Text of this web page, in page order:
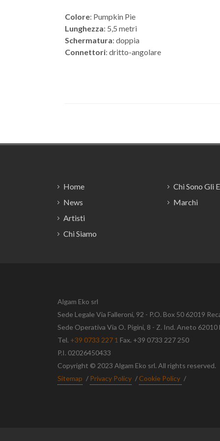
Colore: Pumpkin Pie
Lunghezza: 5,5 metri
Schermatura: doppia
Connettori: dritto-angolare
Home
News
Artisti
Chi Siamo
Chi Sono Gli
Marchi
Algam Eko srl
Sede Legale Via Falleroni, 92 - P.O. Box 50 62019
Sede Operativa Via O. Pigini, 8 - Z. Ind. Aneto
Tel. +39 0733 227 1 Fax. +39 0733 227 250
P.I. 02026450433
Copyright © 2023 Algam Eko srl. All rights reserved.
Sitemap / Privacy Policy / Cookie Policy /